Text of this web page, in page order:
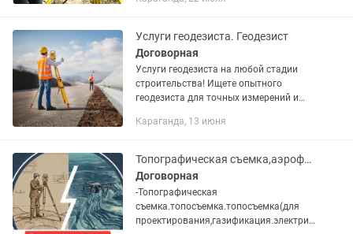
Услуги геодезиста. Геодезист
Договорная
Услуги геодезиста на любой стадии
строительства! Ищете опытного
геодезиста для точных измерений и
предлагаю широкий спектр
строительных...
Караганда, 13 июня
Топографическая съемка,аэрофотоплан,геология,геодезист,маркшейдер
Договорная
-Топографическая
съемка.топосъемка.топосъемка(для
проектирования,газификация.электрич